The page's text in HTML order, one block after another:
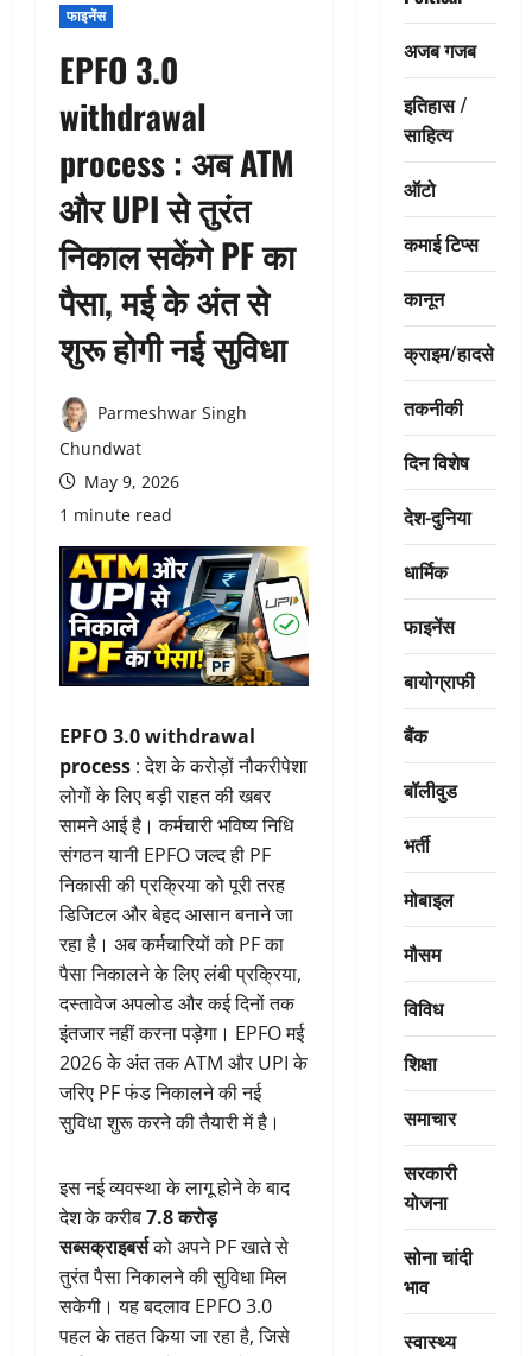
फाइनेंस
EPFO 3.0
withdrawal
process : अब ATM
और UPI से तुरंत
निकाल सकेंगे PF का
पैसा, मई के अंत से
शुरू होगी नई सुविधा
Parmeshwar Singh
Chundwat
May 9, 2026
1 minute read
EPFO 3.0 withdrawal
process : देश के करोड़ों नौकरीपेशा
लोगों के लिए बड़ी राहत की खबर
सामने आई है। कर्मचारी भविष्य निधि
संगठन यानी EPFO जल्द ही PF
निकासी की प्रक्रिया को पूरी तरह
डिजिटल और बेहद आसान बनाने जा
रहा है। अब कर्मचारियों को PF का
पैसा निकालने के लिए लंबी प्रक्रिया,
दस्तावेज अपलोड और कई दिनों तक
इंतजार नहीं करना पड़ेगा। EPFO मई
2026 के अंत तक ATM और UPI के
जरिए PF फंड निकालने की नई
सुविधा शुरू करने की तैयारी में है।
इस नई व्यवस्था के लागू होने के बाद
देश के करीब7.8 करोड़
सब्सक्राइबर्सको अपने PF खाते से
तुरंत पैसा निकालने की सुविधा मिल
सकेगी। यह बदलाव EPFO 3.0
पहल के तहत किया जा रहा है, जिसे
अजब गजब
इतिहास /
साहित्य
ऑटो
कमाई टिप्स
कानून
क्राइम/हादसे
तकनीकी
दिन विशेष
देश-दुनिया
धार्मिक
फाइनेंस
बायोग्राफी
बैंक
बॉलीवुड
भर्ती
मोबाइल
मौसम
विविध
शिक्षा
समाचार
सरकारी
योजना
सोना चांदी
भाव
स्वास्थ्य